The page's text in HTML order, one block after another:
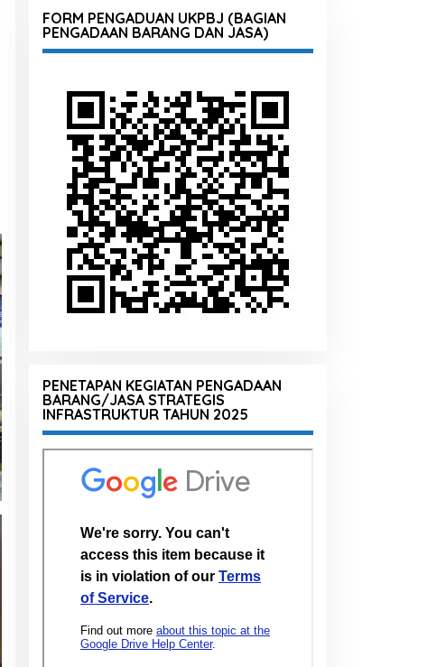
FORM PENGADUAN UKPBJ (BAGIAN
PENGADAAN BARANG DAN JASA)
PENETAPAN KEGIATAN PENGADAAN
BARANG/JASA STRATEGIS
INFRASTRUKTUR TAHUN 2025